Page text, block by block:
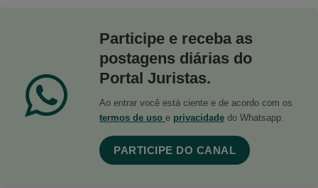
Participe e receba as
postagens diárias do
Portal Juristas.
Ao entrar você está ciente e de acordo com os
termos de uso e privacidade do Whatsapp.
PARTICIPE DO CANAL